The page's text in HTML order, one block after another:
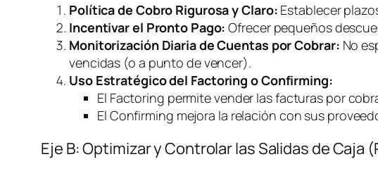
Política de Cobro Rigurosa y Claro: Establecer
Incentivar el Pronto Pago: Ofrecer pequeños
Monitorización Diaria de Cuentas por Cobrar: No
vencidas (o a punto de vencer).
Uso Estratégico del Factoring oConfirming:
El Factoring permite vender las facturas por
El Confirming mejora la relación con sus
Eje B: Optimizar y Controlar las Salidas de Caja